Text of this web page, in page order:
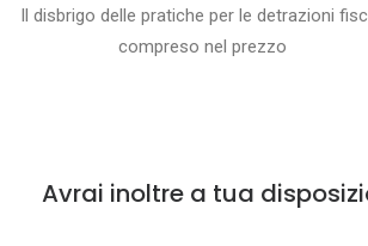
Il disbrigo delle pratiche per le detrazioni
compreso nel prezzo
Avrai inoltre a tua